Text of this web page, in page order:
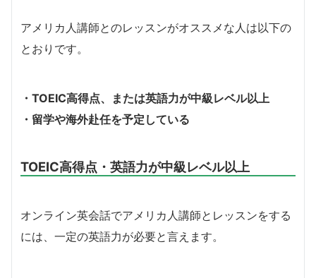
アメリカ人講師とのレッスンがオススメな人は以下の
とおりです。
・TOEIC高得点、または英語力が中級レベル以上
・留学や海外赴任を予定している
TOEIC高得点・英語力が中級レベル以上
オンライン英会話でアメリカ人講師とレッスンをする
には、一定の英語力が必要と言えます。